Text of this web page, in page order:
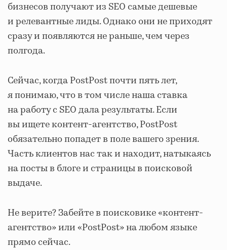
бизнесов получают из SEO самые дешевые
и релевантные лиды. Однако они не приходят
сразу и появляются не раньше, чем через
полгода.
Сейчас, когда PostPost почти пять лет,
я понимаю, что в том числе наша ставка
на работу с SEO дала результаты. Если
вы ищете контент-агентство, PostPost
обязательно попадет в поле вашего зрения.
Часть клиентов нас так и находит, натыкаясь
на посты в блоге и страницы в поисковой
выдаче.
Не верите? Забейте в поисковике «контент-
агентство» или «PostPost» на любом языке
прямо сейчас.